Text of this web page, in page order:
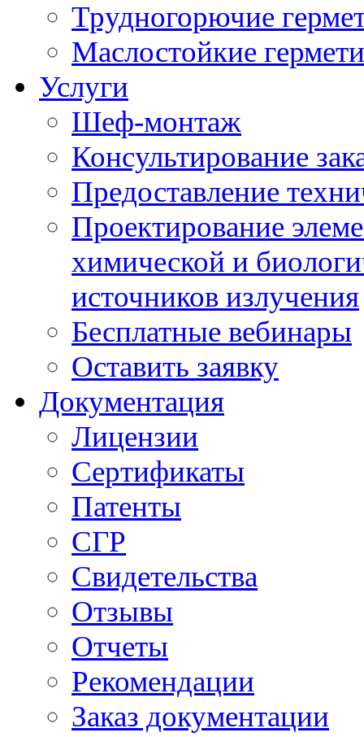
Трудногорючие
Маслостойкие
Услуги
Шеф-монтаж
Консультирование
Предоставление
Проектирование
химической и
источников излучения
Бесплатные вебинары
Оставить заявку
Документация
Лицензии
Сертификаты
Патенты
СГР
Свидетельства
Отзывы
Отчеты
Рекомендации
Заказ документации